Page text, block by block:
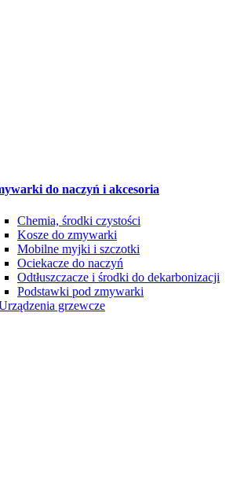
do naczyń i akcesoria
Chemia, środki czystości
Kosze do zmywarki
Mobilne myjki i szczotki
Ociekacze do naczyń
Odtłuszczacze i środki do dekarbonizacji
Podstawki pod zmywarki